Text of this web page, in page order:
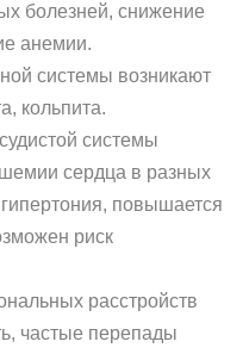
болезней, снижение
анемии.
системы возникают
кольпита.
системы
сердца в разных
повышается
риск
расстройств
частые перепады